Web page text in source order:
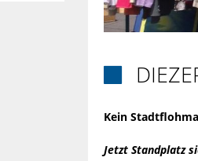
Kein
Jetzt Standplatz